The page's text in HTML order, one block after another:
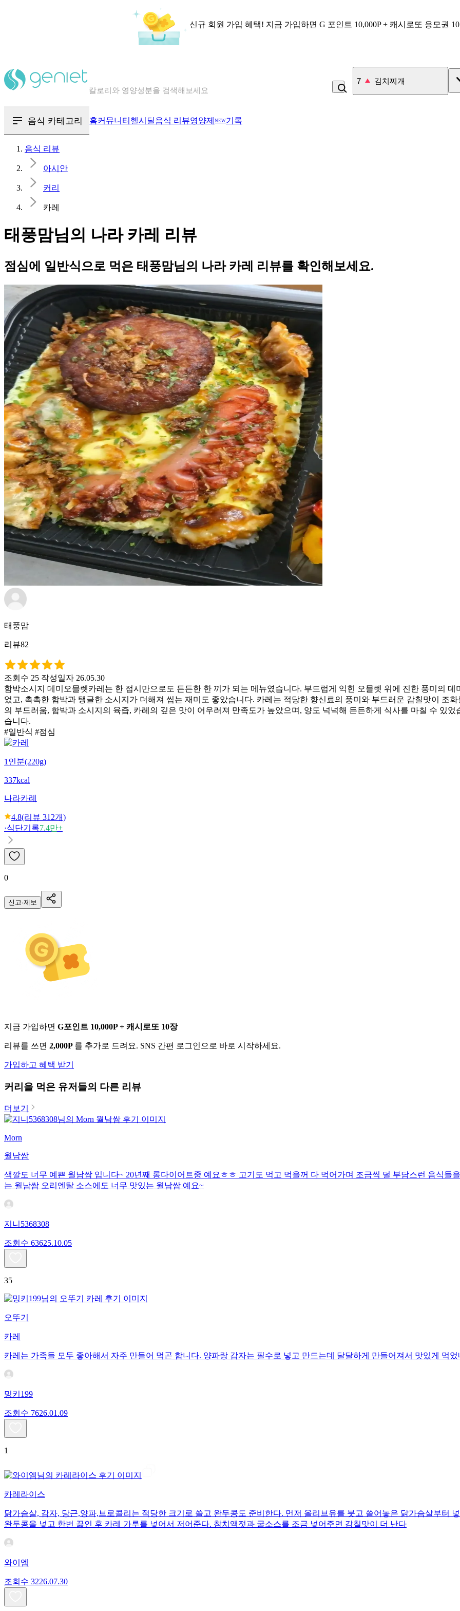
신규 회원 가입 혜택! 지금 가입하면 G 포인트 10,000P + 캐시로또 응모권
혈당 · 다이어트 음식 검색해보세요
7 김치찌개
음식 카테고리 홈커뮤니티 헬시딜음식 리뷰영양제 NEW기록
음식 리뷰
아시안
커리
카레
태풍맘님의 나라 카레 리뷰
점심에 일반식으로 먹은 태풍맘님의 나라 카레 리뷰를 확인해보세요.
태풍맘
리뷰82
조회수 25 작성일자 26.05.30
함박소시지 데미오믈렛카레는 한 접시만으로도 든든한 한 끼가 되는 메뉴였습니다. 부드럽게 익힌 오믈렛 위에 진한 풍미의
었고, 촉촉한 함박과 탱글한 소시지가 더해져 씹는 재미도 좋았습니다. 카레는 적당한 향신료의 풍미와 부드러운 감칠맛이 조
의 부드러움, 함박과 소시지의 육즙, 카레의 깊은 맛이 어우러져 만족도가 높았으며, 양도 넉넉해 든든하게 식사를 마칠 수 있
습니다.
#일반식 #점심
1인분(220g)
337kcal
나라카레
4.8(리뷰 312개)
·식단기록7.4만+
0
신고·제보
지금 가입하면 G포인트 10,000P + 캐시로또 10장
리뷰를 쓰면 2,000P 를 추가로 드려요. SNS 간편 로그인으로 바로 시작하세요.
가입하고 혜택 받기
커리 을 먹은 유저들의 다른 리뷰
더보기
Morn
월남쌈
색깔도 너무 예쁜 월남쌈 입니다~ 20년째 롱다이어트중 예요ㅎㅎ 고기도 먹고 먹을꺼 다 먹어가며 조금씩 덜 부담스런 음식들
는 월남쌈 오리엔탈 소스에도 너무 맛있는 월남쌈 예요~
지니5368308
조회수 63625.10.05
35
오뚜기
카레
카레는 가족들 모두 좋아해서 자주 만들어 먹곤 합니다. 양파랑 감자는 필수로 넣고 만드는데 달달하게 만들어져서 맛있게 먹었
밍키199
조회수 7626.01.09
1
카레라이스
닭가슴살, 감자, 당근,양파,브로콜리는 적당한 크기로 쓸고 완두콩도 준비한다. 먼저 올리브유를 붓고 쓸어놓은 닭가슴살부터
완두콩을 넣고 한번 끓인 후 카레 가루를 넣어서 저어준다. 참치액젓과 굴소스를 조금 넣어주면 감칠맛이 더 난다
와이엠
조회수 3226.07.30